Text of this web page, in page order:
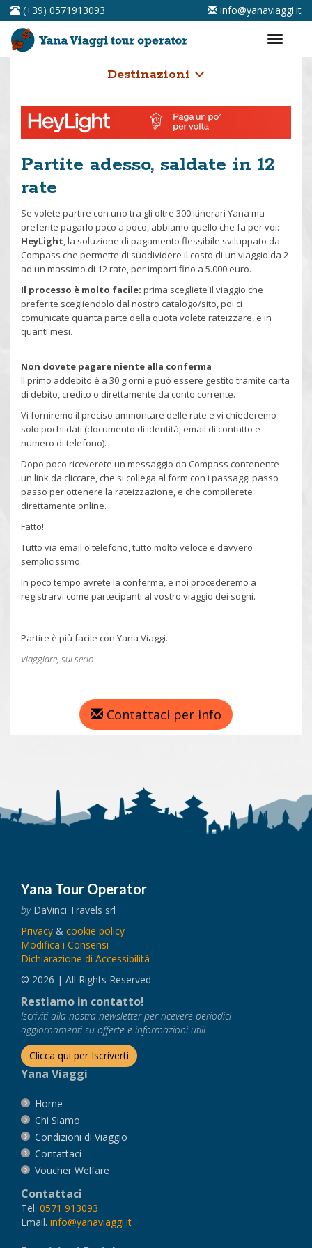
(+39) 0571913093 info@yanaviaggi.it
Destinazioni
Partite adesso, saldate in 12
rate
Se volete partire con uno tra gli oltre 300 itinerari Yana ma
preferite pagarlo poco a poco, abbiamo quello che fa per voi:
HeyLight, la soluzione di pagamento flessibile sviluppato da
Compass che permette di suddividere il costo di un viaggio da 2
ad un massimo di 12 rate, per importi fino a 5.000 euro.
Il processo è molto facile: prima scegliete il viaggio che
preferite scegliendolo dal nostro catalogo/sito, poi ci
comunicate quanta parte della quota volete rateizzare, e in
quanti mesi.
Non dovete pagare niente alla conferma
Il primo addebito è a 30 giorni e può essere gestito tramite carta
di debito, credito o direttamente da conto corrente.
Vi forniremo il preciso ammontare delle rate e vi chiederemo
solo pochi dati (documento di identità, email di contatto e
numero di telefono).
Dopo poco riceverete un messaggio da Compass contenente
un link da cliccare, che si collega al form con i passaggi passo
passo per ottenere la rateizzazione, e che compilerete
direttamente online.
Fatto!
Tutto via email o telefono, tutto molto veloce e davvero
semplicissimo.
In poco tempo avrete la conferma, e noi procederemo a
registrarvi come partecipanti al vostro viaggio dei sogni.
Partire è più facile con Yana Viaggi.
Viaggiare, sul serio.
Contattaci per info
Yana Tour Operator
byDaVinci Travels srl
Privacy & cookie policy
Modifica i Consensi
Dichiarazione di Accessibilità
© 2026 | All Rights Reserved
Restiamo in contatto!
Iscriviti alla nostra newsletter per ricevere periodici
aggiornamenti su offerte e informazioni utili.
Clicca qui per Iscriverti
Yana Viaggi
Home
Chi Siamo
Condizioni di Viaggio
Contattaci
Voucher Welfare
Contattaci
Tel. 0571 913093
Email. info@yanaviaggi.it